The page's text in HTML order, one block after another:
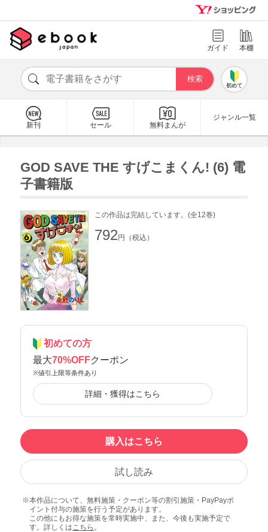
ガイド 本棚
初めて
新刊 セール 無料まんが
ジャンル一覧
GOD SAVE THE すげこまくん! (6) 電
子書籍版
この作品は完結しています。(全12巻)
792 円（税込）
初めての方
最大70%OFFクーポン
※値引上限等条件あり
詳細・獲得はこちら
購入はこちら
試し読み
本作品について、無料施策・クーポン等の割引施策・PayPayポ
イント付与の施策を行う予定があります。
この他にもお得な施策を常時実施中、また、今後も実施予定で
す。詳しくはこちら 。